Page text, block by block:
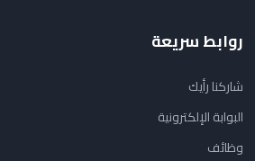
روابط سريعة
شاركنا رأيك
البوابة الإلكترونية
وظائف